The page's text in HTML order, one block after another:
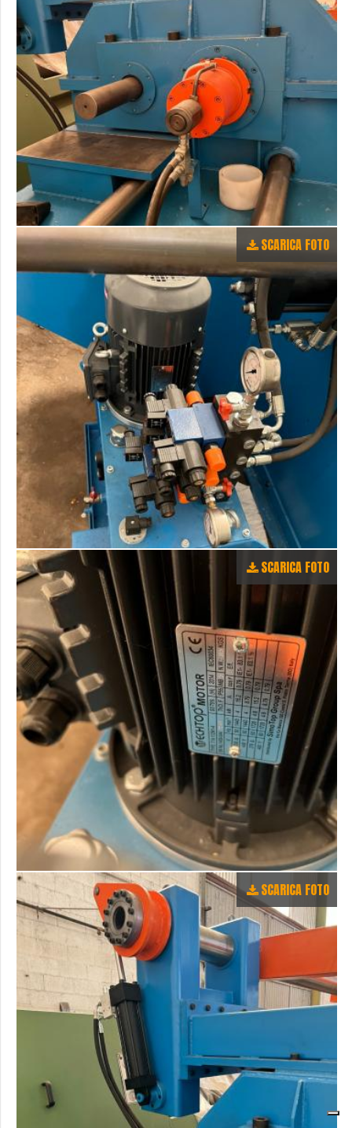
SCARICA FOTO
SCARICA FOTO
SCARICA FOTO